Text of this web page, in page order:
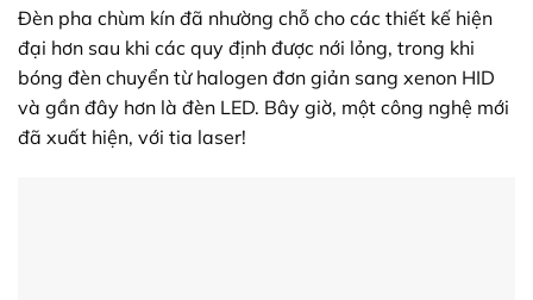
Đèn pha chùm kín đã nhường chỗ cho các thiết kế hiện
đại hơn sau khi các quy định được nới lỏng, trong khi
bóng đèn chuyển từ halogen đơn giản sang xenon HID
và gần đây hơn là đèn LED. Bây giờ, một công nghệ mới
đã xuất hiện, với tia laser!